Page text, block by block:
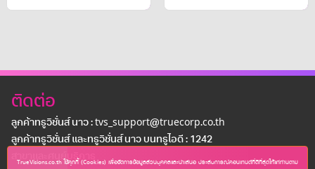
ติดต่อ
ลูกค้าทรูวิชั่นส์ นาว : tvs_support@truecorp.co.th
ลูกค้าทรูวิชั่นส์ และทรูวิชั่นส์ นาว บนทรูไอดี : 1242
สาขาเเละศูนย์บริการ
TrueVisions.co.th ใช้คุกกี้ (Cookies) เพื่อจัดการข้อมูลส่วนบุคคลและนำเสนอ ประสบการณ์คอนเทนต์ที่ดีที่สุดให้แก่ท่านตาม